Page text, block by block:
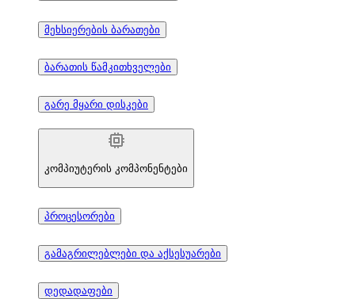
მეხსიერების ბარათები
ბარათის წამკითხველები
გარე მყარი დისკები
კომპიუტერის კომპონენტები
პროცესორები
გამაგრილებლები და აქსესუარები
დედადაფები